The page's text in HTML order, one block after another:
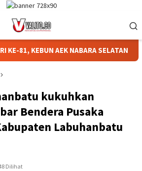
KEBUN AEK NABARA SELATAN RESMI
kukuhkan
Bendera Pusaka
Labuhanbatu
Dilihat